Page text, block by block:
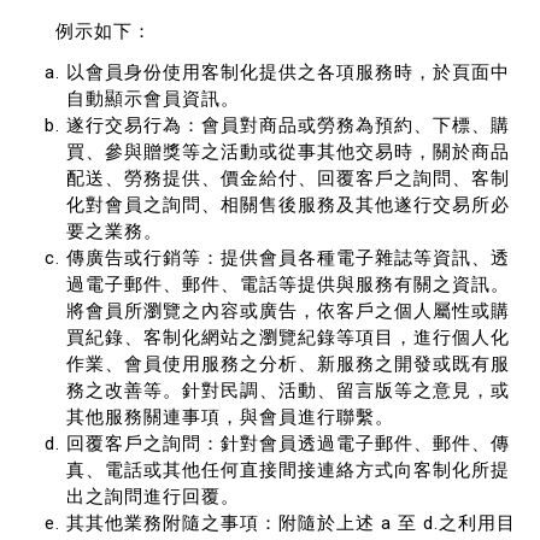
例示如下：
以會員身份使用客制化提供之各項服務時，於頁面中
自動顯示會員資訊。
遂行交易行為：會員對商品或勞務為預約、下標、購
買、參與贈獎等之活動或從事其他交易時，關於商品
配送、勞務提供、價金給付、回覆客戶之詢問、客制
化對會員之詢問、相關售後服務及其他遂行交易所必
要之業務。
傳廣告或行銷等：提供會員各種電子雜誌等資訊、透
過電子郵件、郵件、電話等提供與服務有關之資訊。
將會員所瀏覽之內容或廣告，依客戶之個人屬性或購
買紀錄、客制化網站之瀏覽紀錄等項目，進行個人化
作業、會員使用服務之分析、新服務之開發或既有服
務之改善等。針對民調、活動、留言版等之意見，或
其他服務關連事項，與會員進行聯繫。
回覆客戶之詢問：針對會員透過電子郵件、郵件、傳
真、電話或其他任何直接間接連絡方式向客制化所提
出之詢問進行回覆。
其其他業務附隨之事項：附隨於上述 a 至 d.之利用目